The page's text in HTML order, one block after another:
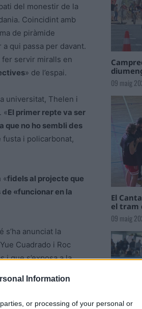
Information
or processing of your personal or
del monestir de la
Coincidint amb
de piràmide
a qui passa per davant.
fer servir miralls en
» de l’espai.
universitat, Thelen i
«El primer repte va ser
que no ho sembli des
fusta i policarbonat,
«fidels al projecte que
«funcionar en la
s’ha anunciat la
Cuadrado i Roc
i que s’exposa a la
09 maig
El
el tram
09 maig